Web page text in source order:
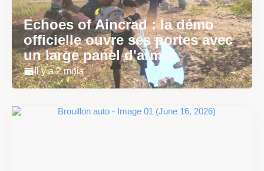
Echoes of Aincrad : la démo
officielle ouvre ses portes avec
un large panel d'armes
Il y a 2 mois